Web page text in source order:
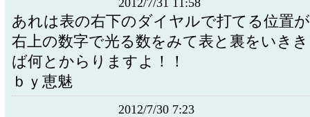
2012/7/31 11:58
あれは表の右下のダイヤルで打てる位置
右上の数字で光る数をみて表と裏をいき
ば何とからりますよ！！
ｂｙ恵魅
2012/7/30 7:23